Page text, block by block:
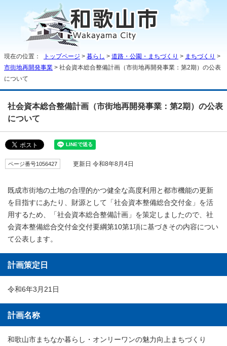
現在の位置： トップページ > 暮らし > 道路・公園・まちづくり > まちづくり >
市街地再開発事業 > 社会資本総合整備計画（市街地再開発事業：第2期）の公表
について
社会資本総合整備計画（市街地再開発事業：第2期）の公表
について
ページ番号1056427 更新日 令和8年8月4日
既成市街地の土地の合理的かつ健全な高度利用と都市機能の更新
を目指すにあたり、財源として「社会資本整備総合交付金」を活
用するため、「社会資本総合整備計画」を策定しましたので、社
会資本整備総合交付金交付要綱第10第1項に基づきその内容につい
て公表します。
計画策定日
令和6年3月21日
計画名称
和歌山市まちなか暮らし・オンリーワンの魅力向上まちづくり